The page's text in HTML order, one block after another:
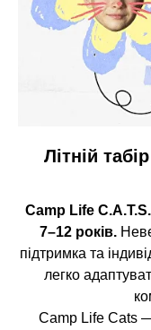
Літній
Camp Life C.A.T.S.
7–12 років.
підтримка та
легко
Camp Life Cats